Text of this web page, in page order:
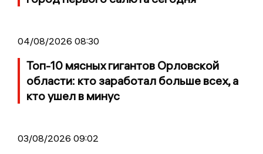
04/08/2026 08:30
Топ-10 мясных гигантов Орловской
области: кто заработал больше всех, а
кто ушел в минус
03/08/2026 09:02